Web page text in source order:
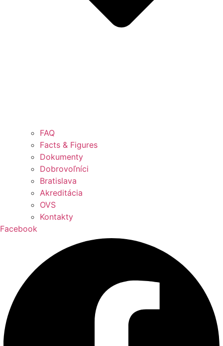
FAQ
Facts & Figures
Dokumenty
Dobrovoľníci
Bratislava
Akreditácia
OVS
Kontakty
Facebook